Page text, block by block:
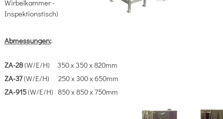
Wirbelkammer -
Inspektionstisch)
Abmessungen:
ZA-28(W/E/H) 350 x 350 x 820mm
ZA-37(W/E/H) 250 x 300 x 650mm
ZA-915(W/E/H) 850 x 850 x 750mm